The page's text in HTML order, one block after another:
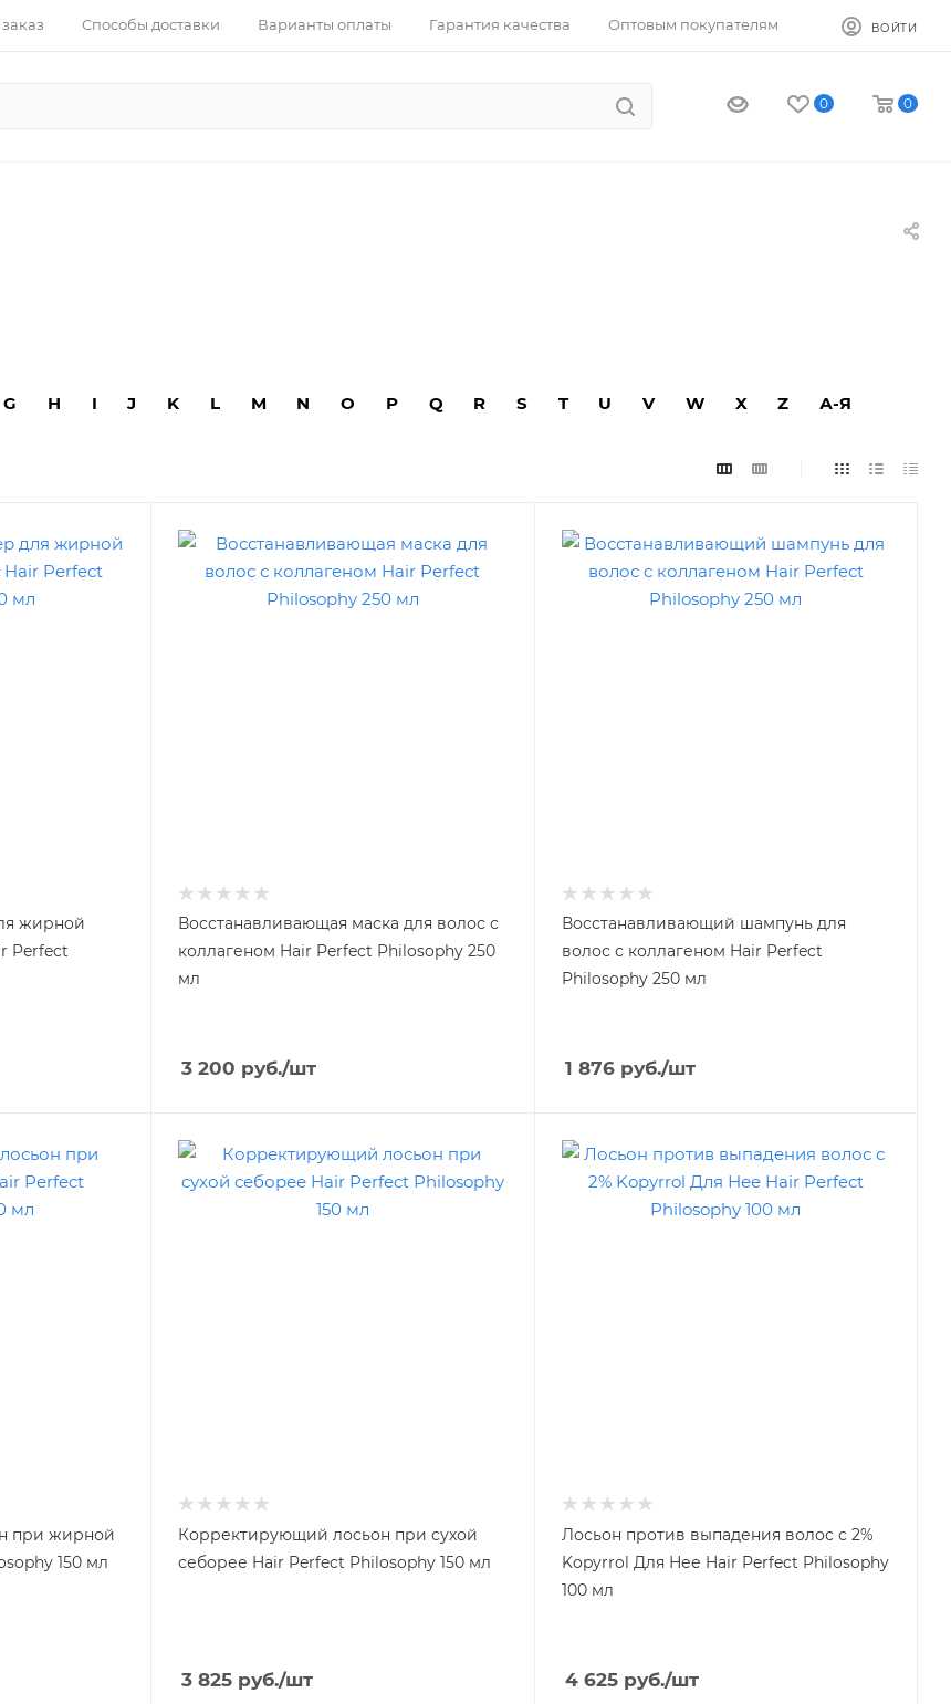
Способы доставки Варианты оплаты Гарантия качества Оптовым покупателям ВОЙТИ
0 0
G H I J K L M N O P Q R S T U V W X Z А-Я
жирной
Perfect
Восстанавливающая маска для волос с
коллагеном Hair Perfect Philosophy 250
мл
3 200 руб./шт
Восстанавливающий шампунь для
волос с коллагеном Hair Perfect
Philosophy 250 мл
1 876руб./шт
при жирной
150 мл
Корректирующий лосьон при сухой
себорее Hair Perfect Philosophy 150 мл
3 825 руб./шт
Лосьон против выпадения волос с 2%
Kopyrrol Для Нее Hair Perfect Philosophy
100 мл
4 625руб./шт